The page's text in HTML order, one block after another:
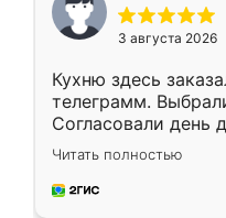
3 августа 2026
Кухню здесь
телеграмм.
Согласовали день
недели кухня была
довольны
мебель за
Читать полностью